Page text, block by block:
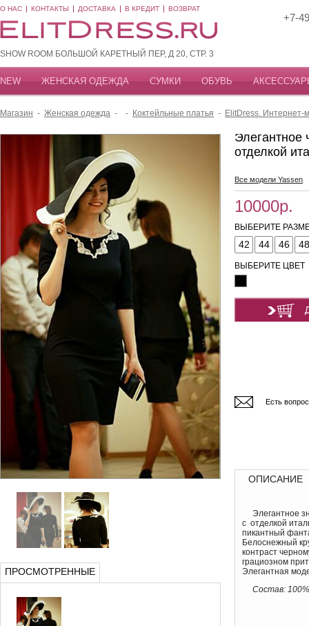
О НАС КОНТАКТЫ ДОСТАВКА В КРЕДИТ ВОЗВРАТ
SHOW ROOM БОЛЬШОЙ КАРЕТНЫЙ ПЕР, Д 20, СТР. 3
+7-
NEW ЖЕНСКАЯ ОДЕЖДА СУМКИ ОБУВЬ
Магазин - Женская одежда - - Коктейльные платья - ElitDress. Интернет-
ПРОСМОТРЕННЫЕ
Элегантное
отделкой
Все модели Yassen
10000р.
ВЫБЕРИТЕ
42 44 46 48
ВЫБЕРИТЕ ЦВЕТ
Есть
ОПИСАНИЕ
Элегантное
с отделкой
пикантный
Белоснежный
контраст
грациозном
Элегантная
Состав: